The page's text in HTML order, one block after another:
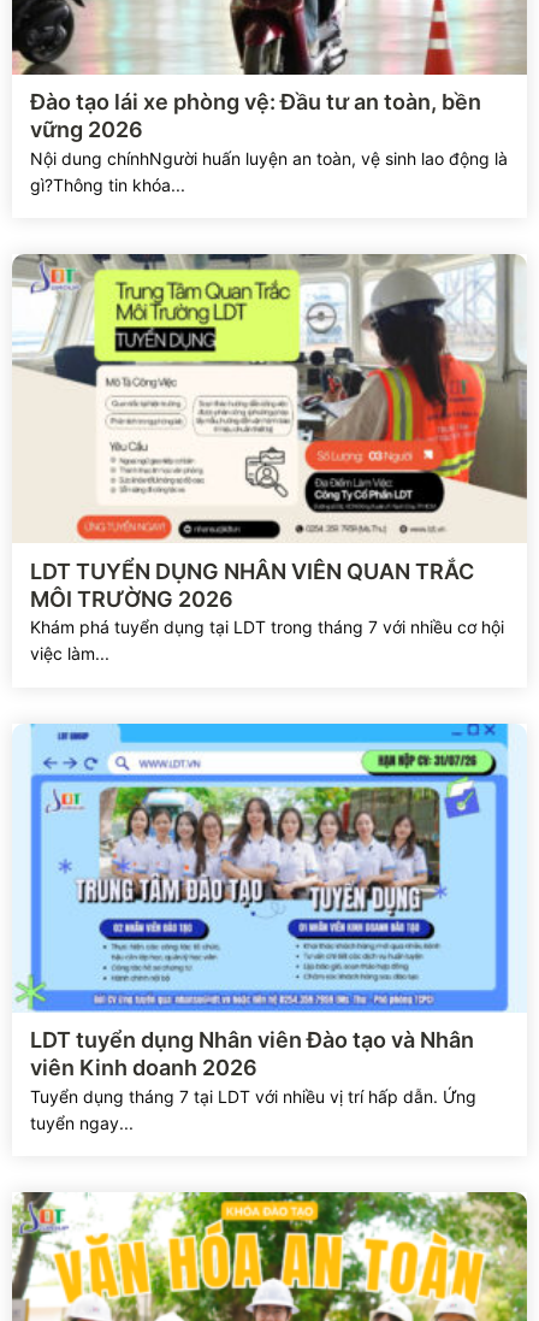
Xem chi tiết
Đào tạo lái xe phòng vệ: Đầu tư an toàn, bền
vững 2026
Nội dung chínhNgười huấn luyện an toàn, vệ sinh lao động là
gì?Thông tin khóa...
Xem chi tiết
LDT TUYỂN DỤNG NHÂN VIÊN QUAN TRẮC
MÔI TRƯỜNG 2026
Khám phá tuyển dụng tại LDT trong tháng 7 với nhiều cơ hội
việc làm...
Xem chi tiết
LDT tuyển dụng Nhân viên Đào tạo và Nhân
viên Kinh doanh 2026
Tuyển dụng tháng 7 tại LDT với nhiều vị trí hấp dẫn. Ứng
tuyển ngay...